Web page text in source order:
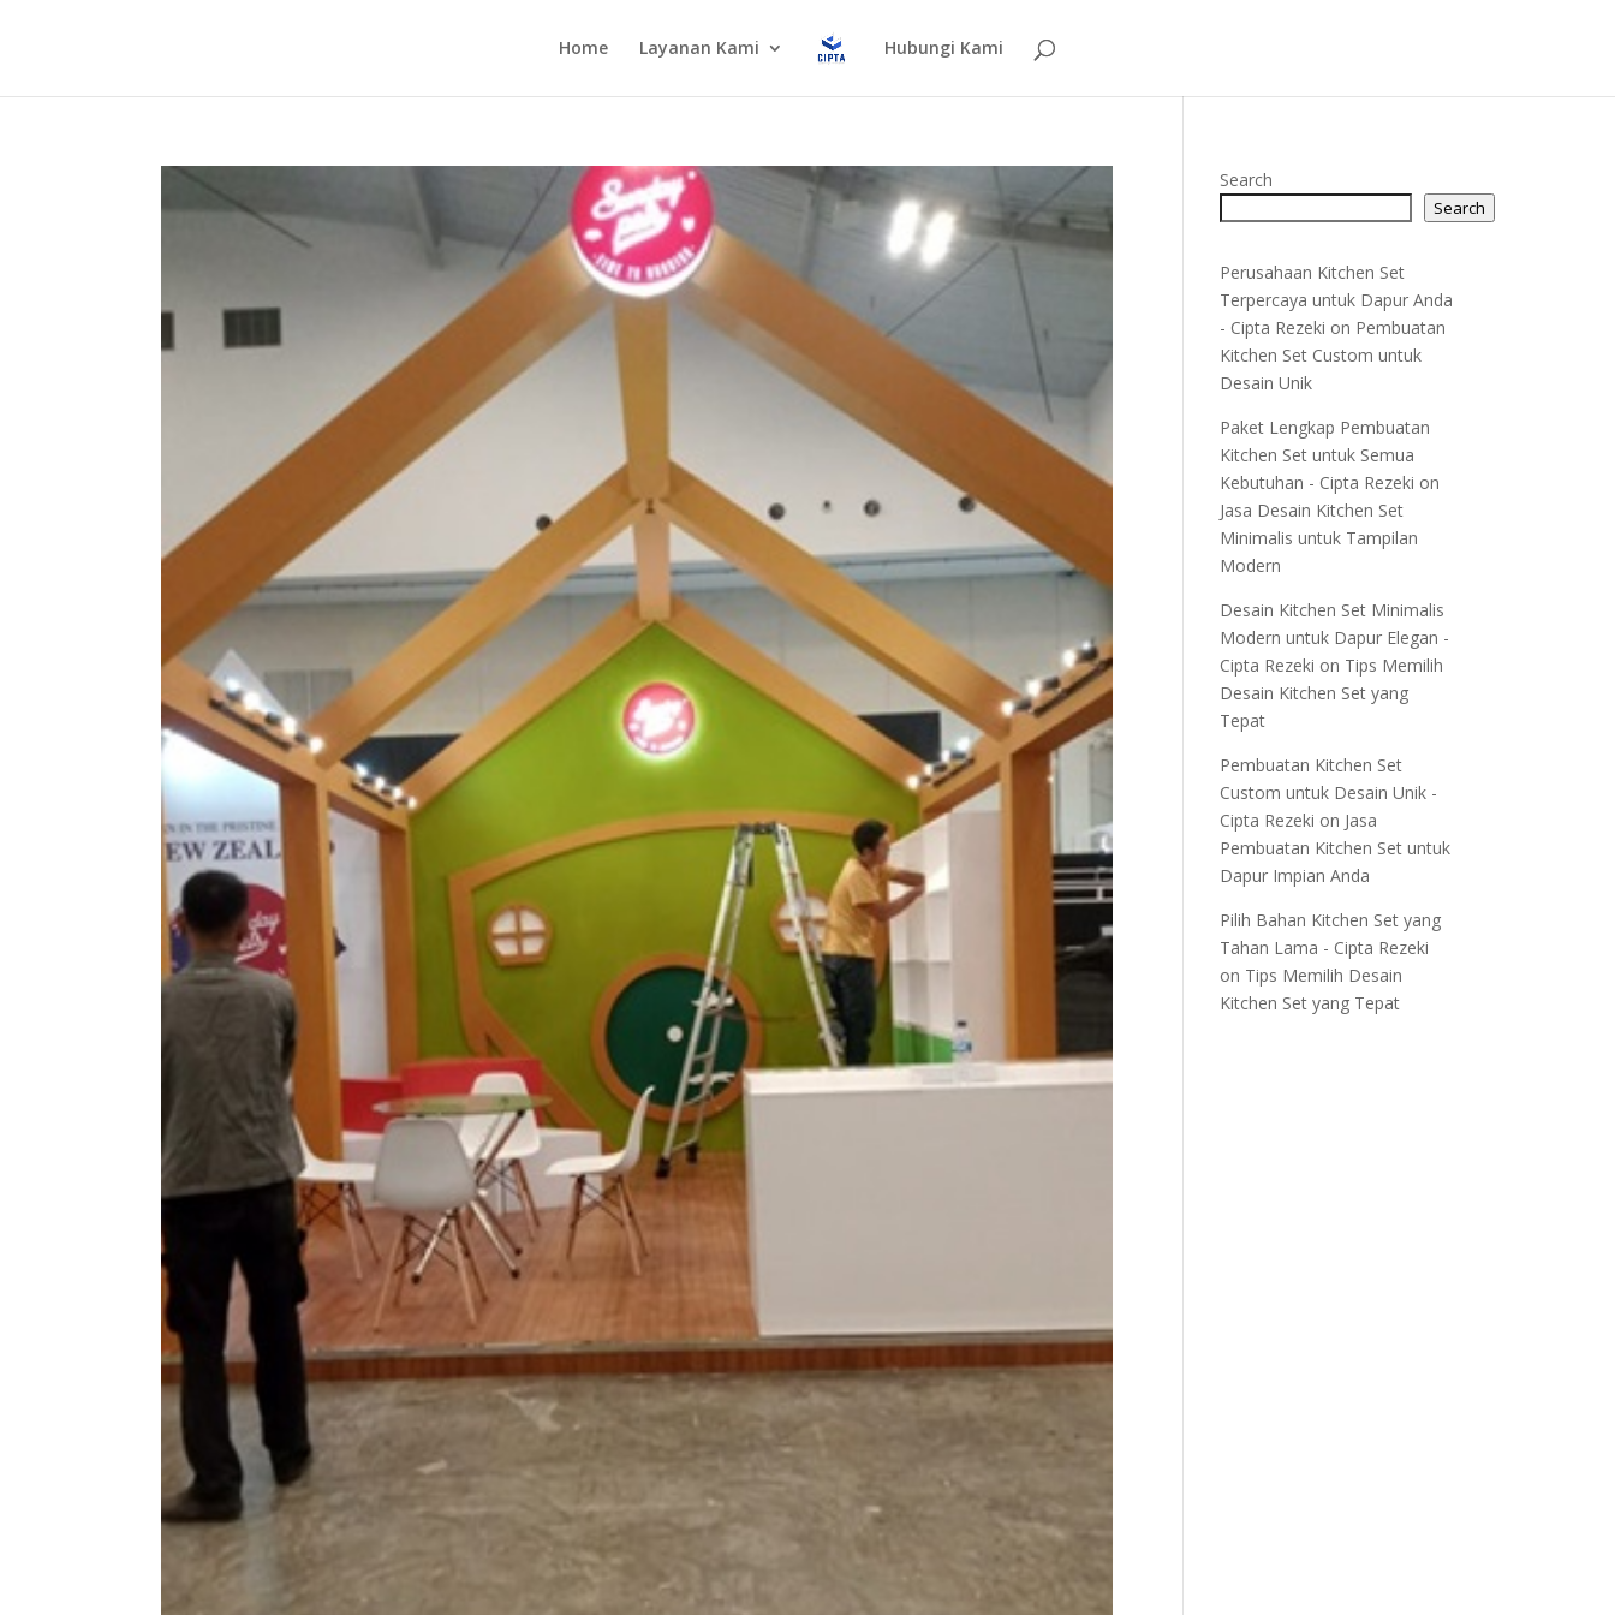
Home Layanan Kami Hubungi Kami
Search
Search
Perusahaan Kitchen Set
Terpercaya untuk Dapur Anda
- Cipta Rezeki on Pembuatan
Kitchen Set Custom untuk
Desain Unik
Paket Lengkap Pembuatan
Kitchen Set untuk Semua
Kebutuhan - Cipta Rezeki on
Jasa Desain Kitchen Set
Minimalis untuk Tampilan
Modern
Desain Kitchen Set Minimalis
Modern untuk Dapur Elegan -
Cipta Rezeki on Tips Memilih
Desain Kitchen Set yang
Tepat
Pembuatan Kitchen Set
Custom untuk Desain Unik -
Cipta Rezeki on Jasa
Pembuatan Kitchen Set untuk
Dapur Impian Anda
Pilih Bahan Kitchen Set yang
Tahan Lama - Cipta Rezeki
on Tips Memilih Desain
Kitchen Set yang Tepat